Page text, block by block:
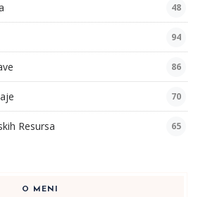
48
94
86
70
Resursa 65
O MENI